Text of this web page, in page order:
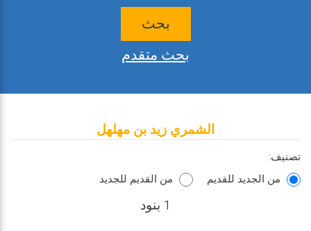
بحث
بحث متقدم
الشمري زيد بن مهلهل
تصنيف:
من الجديد للقديم
من القديم للجديد
1 بنود